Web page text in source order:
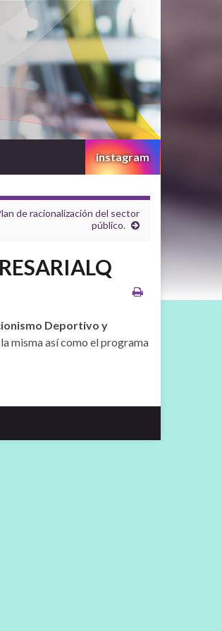
instagram
de racionalización del sector
público.
Deportivo y
misma así como el programa